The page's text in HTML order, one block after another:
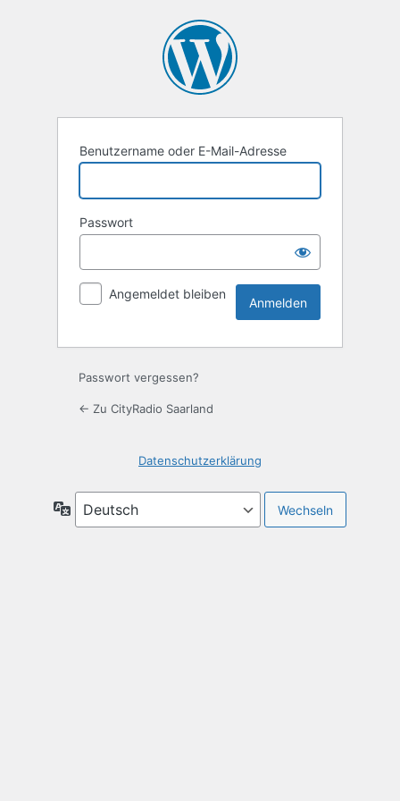
Benutzername oder E-Mail-Adresse
Passwort
Angemeldet bleiben
Passwort vergessen?
← Zu CityRadio Saarland
Datenschutzerklärung
Sprache